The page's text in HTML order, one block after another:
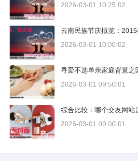
2026-03-01 10:25:02
云南民族节庆概览：
2026-03-01 10:00:02
寻爱不选单亲家庭背景之
2026-03-01 09:50:01
综合比较：哪个交友网站
2026-03-01 09:00:01